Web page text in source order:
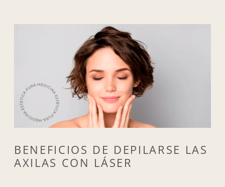
BENEFICIOS DE DEPILARSE LAS
AXILAS CON LÁSER